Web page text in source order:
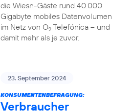
die Wiesn-Gäste rund 40.000
Gigabyte mobiles Datenvolumen
im Netz von O2Telefónica – und
damit mehr als je zuvor.
23. September 2024
KONSUMENTENBEFRAGUNG:
Verbraucher